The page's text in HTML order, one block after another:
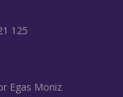
125
Egas Moniz